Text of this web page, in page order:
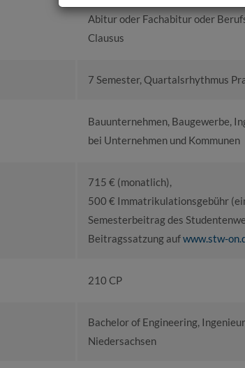
Abitur oder Fachabitur oder
Clausus
7 Semester, Quartalsrhythmus
Bauunternehmen, Baugewerbe,
bei Unternehmen und Kommunen
715 € (monatlich),
500 € Immatrikulationsgebühr
Semesterbeitrag des
Beitragssatzung aufwww.stw-
210 CP
Bachelor of Engineering,
Niedersachsen